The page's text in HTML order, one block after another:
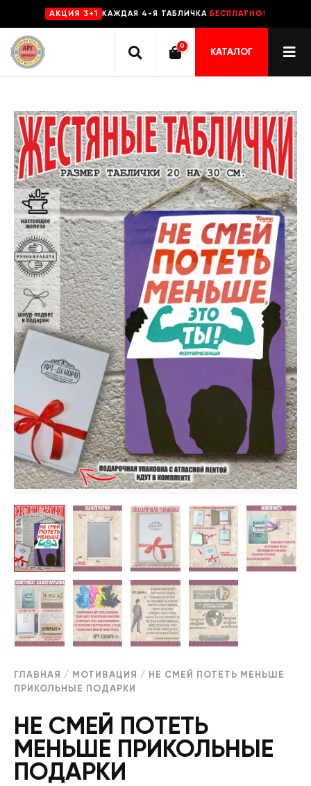
AKЦИЯ 3+1 КАЖДАЯ 4-Я ТАБЛИЧКА БЕСПЛАТНО!
0
КАТАЛОГ
ГЛАВНАЯ / МОТИВАЦИЯ / НЕ СМЕЙ ПОТЕТЬ МЕНЬШЕ
ПРИКОЛЬНЫЕ ПОДАРКИ
НЕ СМЕЙ ПОТЕТЬ
МЕНЬШЕ ПРИКОЛЬНЫЕ
ПОДАРКИ